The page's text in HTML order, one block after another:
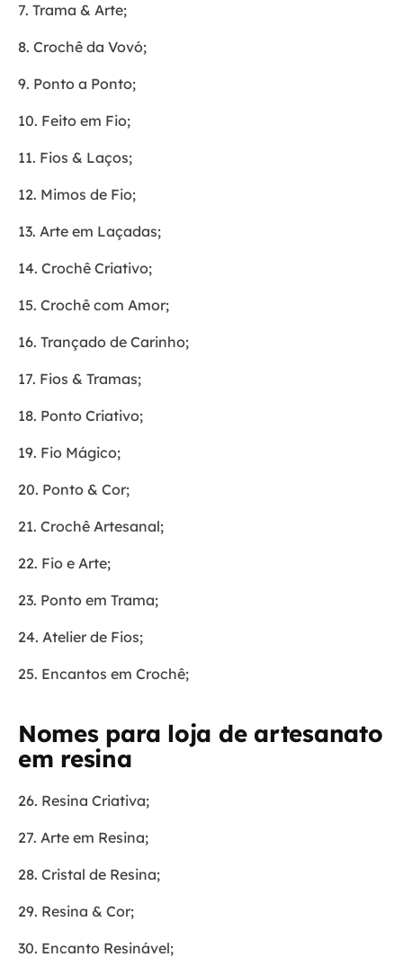
7. Trama & Arte;
8. Crochê da Vovó;
9. Ponto a Ponto;
10. Feito em Fio;
11. Fios & Laços;
12. Mimos de Fio;
13. Arte em Laçadas;
14. Crochê Criativo;
15. Crochê com Amor;
16. Trançado de Carinho;
17. Fios & Tramas;
18. Ponto Criativo;
19. Fio Mágico;
20. Ponto & Cor;
21. Crochê Artesanal;
22. Fio e Arte;
23. Ponto em Trama;
24. Atelier de Fios;
25. Encantos em Crochê;
Nomes para loja de artesanato
em resina
26. Resina Criativa;
27. Arte em Resina;
28. Cristal de Resina;
29. Resina & Cor;
30. Encanto Resinável;